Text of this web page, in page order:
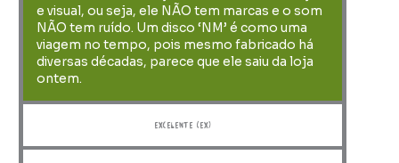
e visual, ou seja, ele NÃO tem marcas e o som
NÃO tem ruído. Um disco ‘NM’ é como uma
viagem no tempo, pois mesmo fabricado há
diversas décadas, parece que ele saiu da loja
ontem.
Excelente (EX)